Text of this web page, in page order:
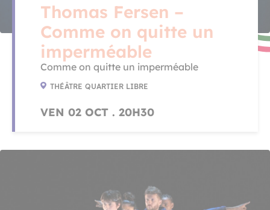
Thomas Fersen –
Comme on quitte un
imperméable
Comme on quitte un imperméable
THÉÂTRE QUARTIER LIBRE
VEN 02 OCT . 20H30